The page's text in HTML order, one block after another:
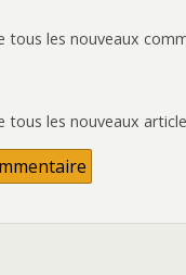
tous les nouveaux
tous les nouveaux